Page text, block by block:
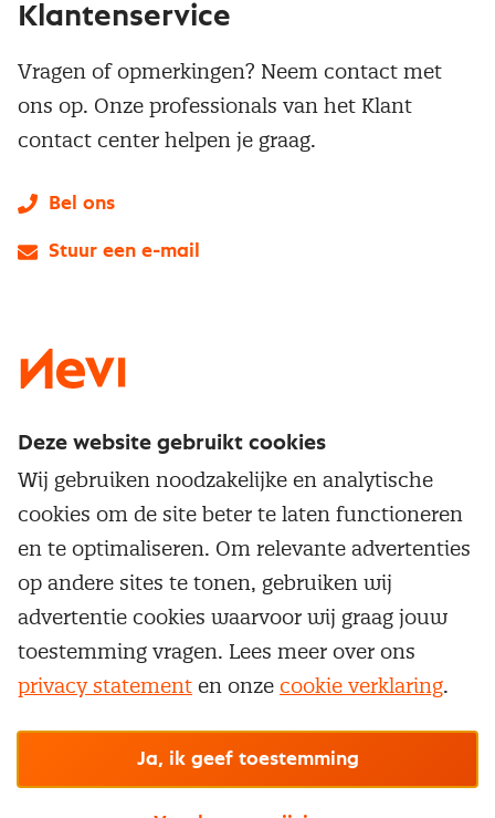
Service & contact
Over inkoop
Netwerk en communities
Aanmelden nieuwsbrief
Word lid van Nevi
Inkoop vacatures
Opzeggen lidmaatschap
Populaire thema's
Aanbesteden
Contractmanagement
Kostenmanagement
Onderhandelen
Supply management
Opleidingen en trainingen
Trainingen
Opleidingen
Maatwerk
Vrijstellingen
Klantenservice
Vragen of opmerkingen? Neem contact met
ons op. Onze professionals van het Klant
contact center helpen je graag.
Bel ons
Stuur een e-mail
Cookievoorkeuren beherenOnzealgemene
© Nevi.nl
Deze website gebruikt cookies
Wij gebruiken noodzakelijke en analytische
cookies om de site beter te laten functioneren
en te optimaliseren. Om relevante advertenties
op andere sites te tonen, gebruiken wij
advertentie cookies waarvoor wij graag jouw
toestemming vragen. Lees meer over ons
privacy statement en onze cookie verklaring.
Ja, ik geef toestemming